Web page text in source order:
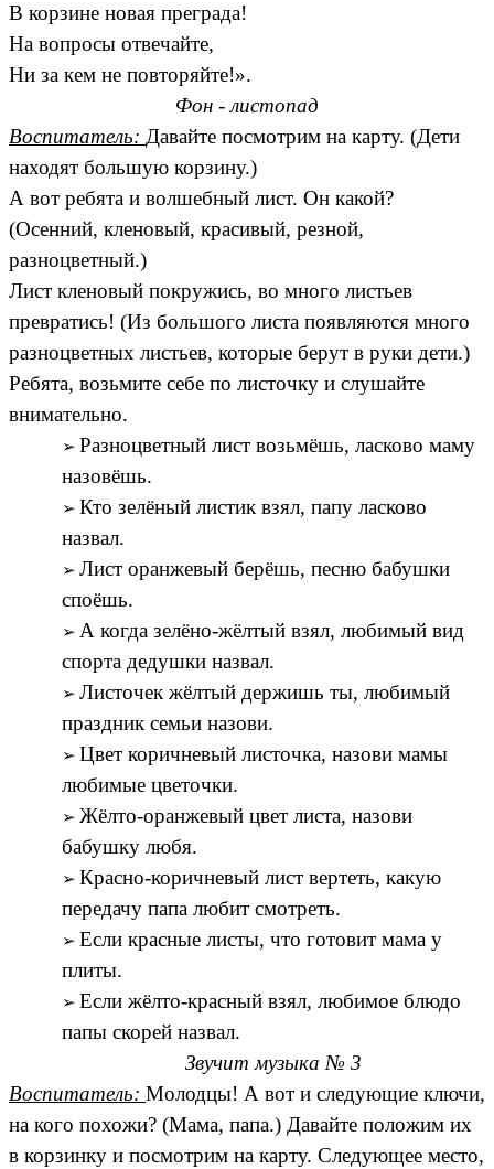
В корзине новая преграда!
На вопросы отвечайте,
Ни за кем не повторяйте!».
Фон - листопад
Воспитатель: Давайте посмотрим на карту. (Дети
находят большую корзину.)
А вот ребята и волшебный лист. Он какой?
(Осенний, кленовый, красивый, резной,
разноцветный.)
Лист кленовый покружись, во много листьев
превратись! (Из большого листа появляются много
разноцветных листьев, которые берут в руки дети.)
Ребята, возьмите себе по листочку и слушайте
внимательно.
Разноцветный лист возьмёшь, ласково маму
назовёшь.
Кто зелёный листик взял, папу ласково
назвал.
Лист оранжевый берёшь, песню бабушки
споёшь.
А когда зелёно-жёлтый взял, любимый вид
спорта дедушки назвал.
Листочек жёлтый держишь ты, любимый
праздник семьи назови.
Цвет коричневый листочка, назови мамы
любимые цветочки.
Жёлто-оранжевый цвет листа, назови
бабушку любя.
Красно-коричневый лист вертеть, какую
передачу папа любит смотреть.
Если красные листы, что готовит мама у
плиты.
Если жёлто-красный взял, любимое блюдо
папы скорей назвал.
Звучит музыка № 3
Воспитатель: Молодцы! А вот и следующие ключи,
на кого похожи? (Мама, папа.) Давайте положим их
в корзинку и посмотрим на карту. Следующее место,